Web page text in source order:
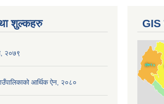
शुल्कहरु
२०७९
आर्थिक ऐन, २०८०
GIS